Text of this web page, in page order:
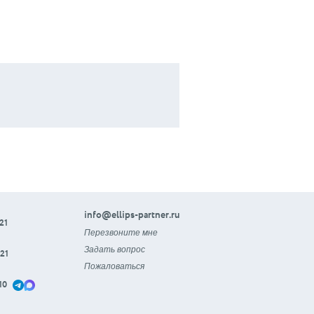
info@ellips-partner.ru
Перезвоните мне
Задать вопрос
Пожаловаться